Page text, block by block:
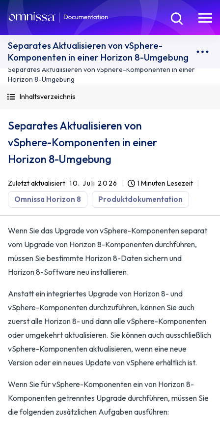
Separates Aktualisieren von vSphere-
Komponenten in einer Horizon 8-Umgebung
Separates Aktualisieren von vSphere-Komponenten in einer
Horizon 8-Umgebung
Inhaltsverzeichnis
Separates Aktualisieren von
vSphere-Komponenten in einer
Horizon 8-Umgebung
Zuletzt aktualisiert 10. Juli 2026 1 Minuten Lesezeit
Omnissa Horizon 8 Produktdokumentation
Wenn Sie das Upgrade von vSphere-Komponenten separat
vom Upgrade von Horizon 8-Komponenten durchführen,
müssen Sie bestimmte Horizon 8-Daten sichern und
Horizon 8-Software neu installieren.
Anstatt ein integriertes Upgrade von Horizon 8- und
vSphere-Komponenten durchzuführen, können Sie auch
zuerst alle Horizon 8- und dann alle vSphere-Komponenten
oder umgekehrt aktualisieren. Sie können auch ausschließlich
vSphere-Komponenten aktualisieren, wenn eine neue
Version oder ein neues Update von vSphere erhältlich ist.
Wenn Sie für vSphere-Komponenten ein von Horizon 8-
Komponenten getrenntes Upgrade durchführen, müssen Sie
die folgenden zusätzlichen Aufgaben ausführen: